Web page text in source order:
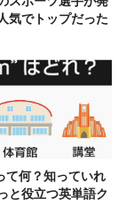
気でトップだった
て何？知っていれ
と役立つ英単語ク